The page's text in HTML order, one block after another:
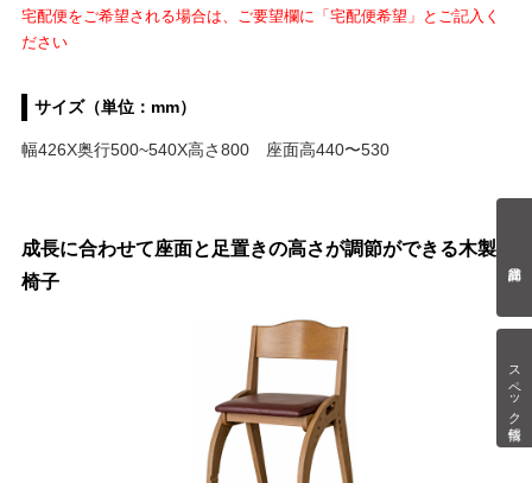
スペック情報
宅配便をご希望される場合は、ご要望欄に「宅配便希望」とご記入く
ださい
サイズ（単位：mm）
幅426X奥行500~540X高さ800 座面高440〜530
成長に合わせて座面と足置きの高さが調節ができる木製
椅子